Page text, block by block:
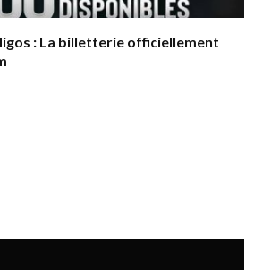
: La billetterie officiellement